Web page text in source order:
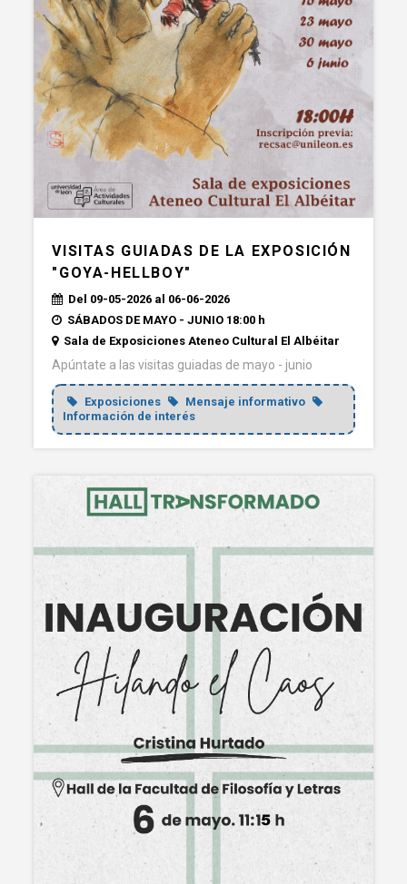
VISITAS GUIADAS DE LA EXPOSICIÓN
"GOYA-HELLBOY"
Del 09-05-2026 al 06-06-2026
SÁBADOS DE MAYO - JUNIO 18:00 h
Sala de Exposiciones Ateneo Cultural El Albéitar
Apúntate a las visitas guiadas de mayo - junio
Exposiciones
Mensaje informativo
Información de interés